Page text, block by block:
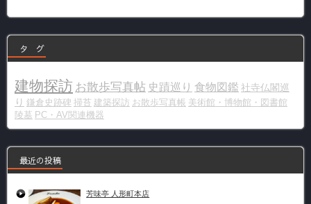
ー
タ グ
建物探訪 お散歩写真帖 史蹟巡り 食物図鑑 社寺仏閣巡
り 鎌倉史跡碑 掃苔 建築探訪 お散歩写真帳 美術館・博物館・図書館
陵墓 PC・AV関連機器
最近の投稿
芳味亭 人形町本店